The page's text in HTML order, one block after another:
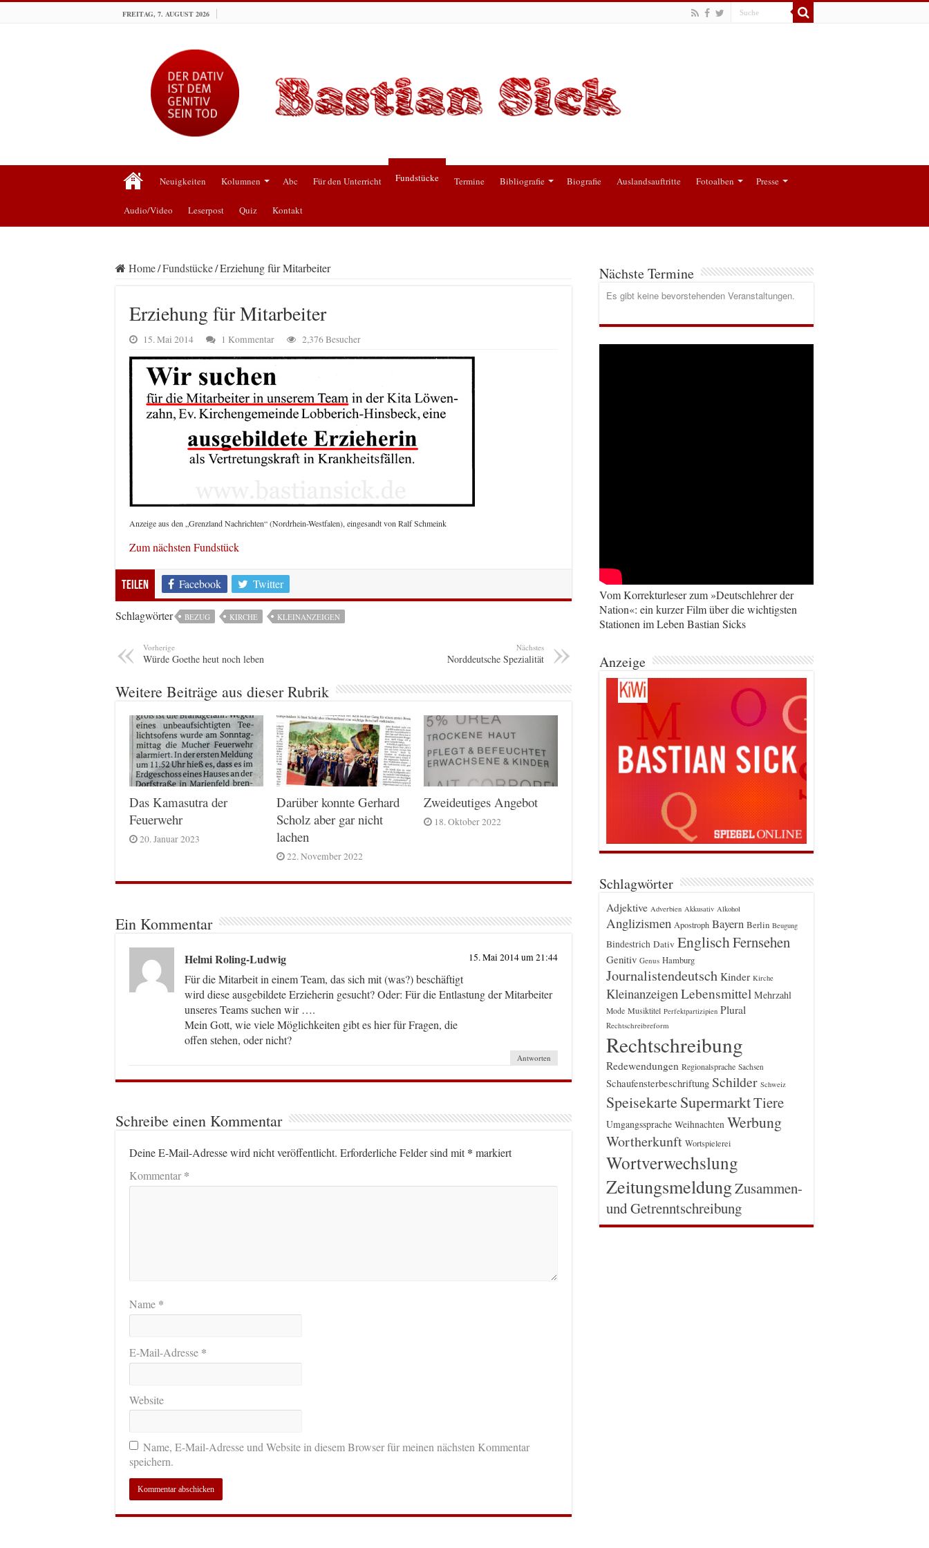
FREITAG, 7. AUGUST 2026
Neuigkeiten Kolumnen Abc Für den Unterricht Fundstücke Termine Bibliografie Biografie Auslandsauftritte Fotoalben Presse
Audio/Video Leserpost Quiz Kontakt
Home/Fundstücke/Erziehung für Mitarbeiter
Erziehung für Mitarbeiter
15. Mai 2014 1 Kommentar 2,376 Besucher
Anzeige aus den „Grenzland Nachrichten“ (Nordrhein-Westfalen), eingesandt von Ralf Schmeink
Zum nächsten Fundstück
Teilen Facebook Twitter
Schlagwörter BEZUG KIRCHE KLEINANZEIGEN
Vorherige
Würde Goethe heut noch leben
Nächstes
Norddeutsche Spezialität
Weitere Beiträge aus dieser Rubrik
Das Kamasutra der
Feuerwehr
20. Januar 2023
Darüber konnte Gerhard
Scholz aber gar nicht
lachen
22. November 2022
Zweideutiges Angebot
18. Oktober 2022
Ein Kommentar
Helmi Roling-Ludwig 15. Mai 2014 um 21:44
Für die Mitarbeit in einem Team, das sich mit (was?) beschäftigt
wird diese ausgebildete Erzieherin gesucht? Oder: Für die Entlastung der Mitarbeiter
unseres Teams suchen wir ….
Mein Gott, wie viele Möglichkeiten gibt es hier für Fragen, die
offen stehen, oder nicht?
Antworten
Schreibe einen Kommentar
Deine E-Mail-Adresse wird nicht veröffentlicht. Erforderliche Felder sind mit* markiert
Kommentar*
Name *
E-Mail-Adresse *
Website
Name, E-Mail-Adresse und Website in diesem Browser für meinen nächsten Kommentar
speichern.
Nächste Termine
Es gibt keine bevorstehenden Veranstaltungen.
Vom Korrekturleser zum »Deutschlehrer der
Nation«: ein kurzer Film über die wichtigsten
Stationen im Leben Bastian Sicks
Anzeige
Schlagwörter
Adjektive Adverbien Akkusativ Alkohol
Anglizismen Apostroph Bayern Berlin Beugung
Bindestrich Dativ EnglischFernsehen
Genitiv Genus Hamburg
Journalistendeutsch Kinder Kirche
Kleinanzeigen Lebensmittel Mehrzahl
Mode Musiktitel Perfektpartizipien Plural
Rechtschreibreform
Rechtschreibung
Redewendungen Regionalsprache Sachsen
Schaufensterbeschriftung Schilder Schweiz
Speisekarte SupermarktTiere
Umgangssprache Weihnachten Werbung
Wortherkunft Wortspielerei
Wortverwechslung
ZeitungsmeldungZusammen-
und Getrenntschreibung